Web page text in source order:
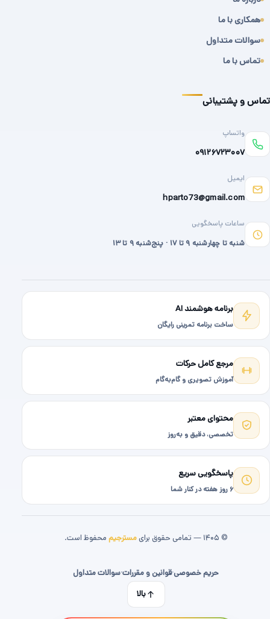
همکاری با ما
سوالات متداول
تماس با ما
تماس و پشتیبانی
واتساپ
۰۹۱۲۶۷۲۳۰۰۷
ایمیل
hparto73@gmail.com
ساعات پاسخگویی
شنبه تا چهارشنبه ۹ تا ۱۷ · پنج‌شنبه ۹ تا ۱۳
برنامه هوشمند AI
ساخت برنامه تمرینی رایگان
مرجع کامل حرکات
آموزش تصویری و گام‌به‌گام
محتوای معتبر
تخصصی، دقیق و به‌روز
پاسخگویی سریع
۶ روز هفته در کنار شما
© ۱۴۰۵ — تمامی حقوق برای مسترجیم محفوظ است.
حریم خصوصی·قوانین و مقررات·سوالات متداول
بالا